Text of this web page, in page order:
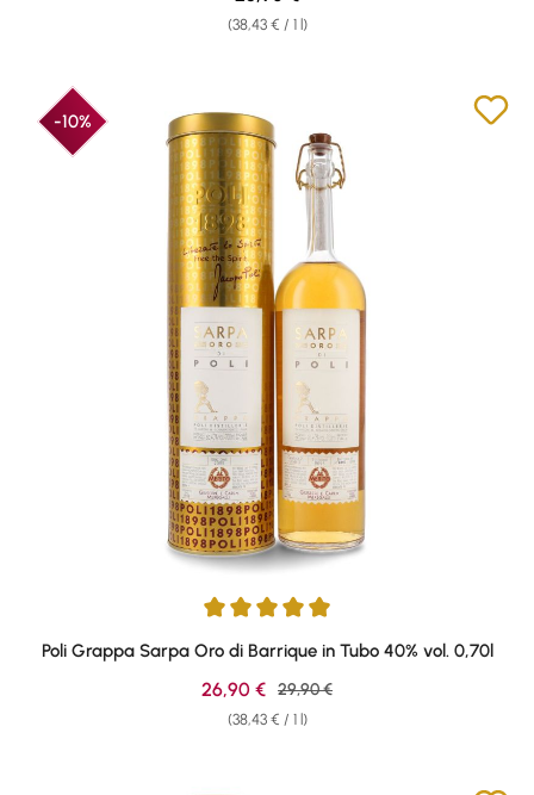
(38,43 € / 1 l)
-10%
Average rating of 4.9 out of 5 stars
Poli Grappa Sarpa Oro di Barrique in Tubo 40% vol. 0,70l
(38,43 € / 1 l)
Sale price:
26,90 € Regular price:
29,90 €